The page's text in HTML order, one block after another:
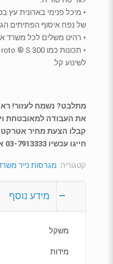
• מיכל פנימי בארונית עץ
של נפח איסוף הפתיתים
• רהיט משלים לכל משרד
לשינוע קל.
מתלבט? נשמח לעזור! ראה
את העבודה למאובטחת
קבלו הצעת מחיר
חייגו עכשיו 03-7913333 או למייל sergei@mazag.co.il
קטגוריה: מגרסות נייר
מידע נוסף
משקל
מידות